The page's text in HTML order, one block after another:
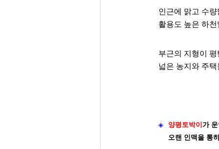
인근에 맑고 수
활용도 높은 하천
부근의 지형이
넓은 농지와 주
◈ 양평토박이 가
오랜 인맥을 통